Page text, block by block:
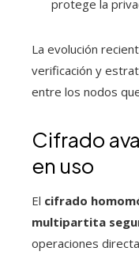
protege la
La evolución
verificación y
entre los nodos
Cifrado
en uso
El cifrado
multipartita
operaciones